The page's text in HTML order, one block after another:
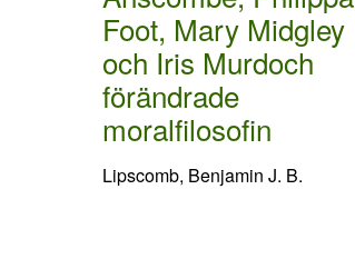
Foot, Mary Midgley
och Iris Murdoch
förändrade
moralfilosofin
Lipscomb, Benjamin J. B.